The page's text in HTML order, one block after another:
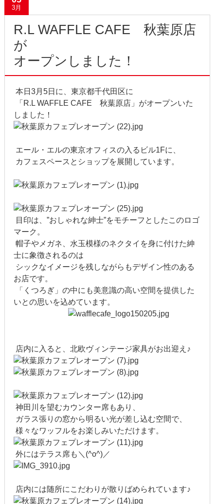
2016年11月
2016年9月
2016年7月
2016年6月
2016年5月
2016年4月
2016年3月
2016年2月
2015年10月
2015年9月
2015年7月
2015年5月
2015年4月
2015年3月
2015年1月
3月
R.L WAFFLE CAFE 秋葉原店
が
オープンしました！
本日3月5日に、東京都千代田区に
「R.L WAFFLE CAFE 秋葉原店」がオープンいた
しました！
エール・エルの東京オフィスの入るビル1Fに、
カフェスペースとショップを展開しています。
目印は、”おしゃれな紳士”をモチーフとしたこのロゴ
マーク。
帽子やメガネ、水玉模様のネクタイを身に付けた紳
士に象徴されるのは
シックなイメージを残しながらもデザイン性のある
お店です。
「くつろぎ」の中にも美意識の高い空間を提供した
いとの思いを込めています。
店内に入ると、北欧ヴィンテージ家具がお出迎え♪
神田川を望むカウンター席もあり、
ガラス張りの窓から明るい光が差し込む空間で、
様々なワッフルをお楽しみいただけます。
外にはテラス席も＼(^o^)／
店内には随所にこだわりが散りばめられています♪